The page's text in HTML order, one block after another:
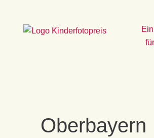
springen
Oberbayern